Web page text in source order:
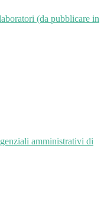
(da pubblicare in
amministrativi di